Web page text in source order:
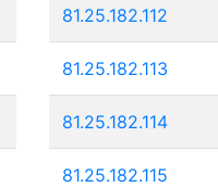
81.25.182.112
81.25.182.113
81.25.182.114
81.25.182.115